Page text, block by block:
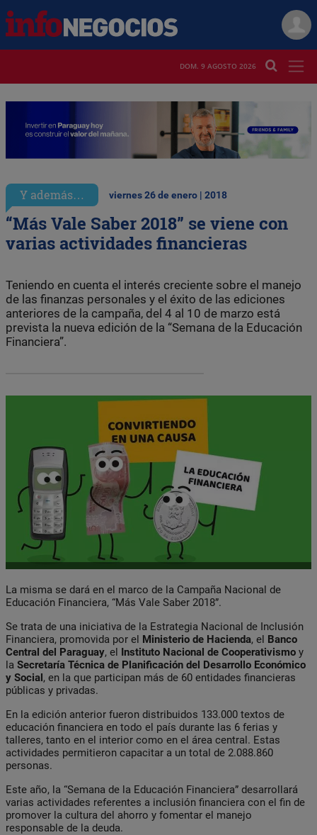
DOM. 9 AGOSTO 2026
Y además… viernes 26 de enero | 2018
“Más Vale Saber 2018” se viene con
varias actividades financieras
Teniendo en cuenta el interés creciente sobre el manejo
de las finanzas personales y el éxito de las ediciones
anteriores de la campaña, del 4 al 10 de marzo está
prevista la nueva edición de la “Semana de la Educación
Financiera”.
La misma se dará en el marco de la Campaña Nacional de
Educación Financiera, “Más Vale Saber 2018”.
Se trata de una iniciativa de la Estrategia Nacional de Inclusión
Financiera, promovida por el Ministerio de Hacienda, el Banco
Central del Paraguay, el Instituto Nacional de Cooperativismo y
la Secretaría Técnica de Planificación del Desarrollo Económico
y Social, en la que participan más de 60 entidades financieras
públicas y privadas.
En la edición anterior fueron distribuidos 133.000 textos de
educación financiera en todo el país durante las 6 ferias y
talleres, tanto en el interior como en el área central. Estas
actividades permitieron capacitar a un total de 2.088.860
personas.
Este año, la “Semana de la Educación Financiera” desarrollará
varias actividades referentes a inclusión financiera con el fin de
promover la cultura del ahorro y fomentar el manejo
responsable de la deuda.